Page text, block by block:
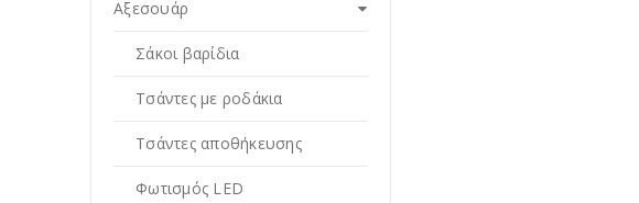
Αξεσουάρ
Σάκοι βαρίδια
Τσάντες με ροδάκια
Τσάντες αποθήκευσης
Φωτισμός LED